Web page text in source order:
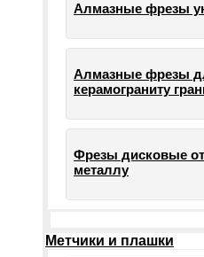
Алмазные фрезы
Алмазные фрезы
керамограниту
Фрезы дисковые
металлу
Метчики и плашки